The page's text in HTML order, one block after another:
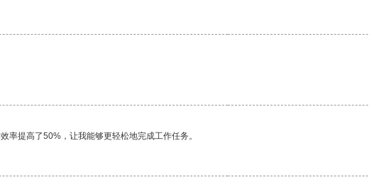
率提高了50%，让我能够更轻松地完成工作任务。